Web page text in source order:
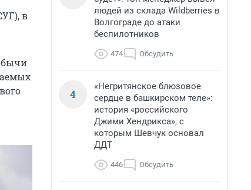
в
людей из склада Wildberries в
Волгограде до атаки
беспилотников
474 Обсудить
4
«Негритянское блюзовое
сердце в башкирском теле»:
история «российского
Джими Хендрикса», с
которым Шевчук основал
ДДТ
446 Обсудить